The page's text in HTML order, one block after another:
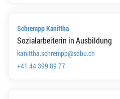
Schrempp Kanittha
Sozialarbeiterin in Ausbildung
kanittha.schrempp@sdbu.ch
+41 44 399 89 77